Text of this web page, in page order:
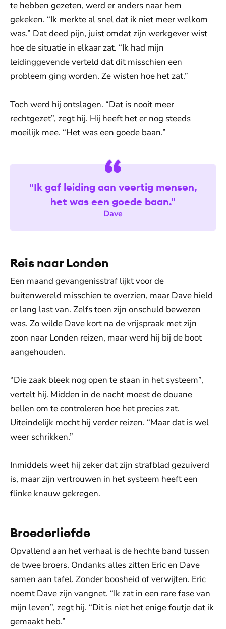
te hebben gezeten, werd er anders naar hem
gekeken. “Ik merkte al snel dat ik niet meer welkom
was.” Dat deed pijn, juist omdat zijn werkgever wist
hoe de situatie in elkaar zat. “Ik had mijn
leidinggevende verteld dat dit misschien een
probleem ging worden. Ze wisten hoe het zat.”
Toch werd hij ontslagen. “Dat is nooit meer
rechtgezet”, zegt hij. Hij heeft het er nog steeds
moeilijk mee. “Het was een goede baan.”
Dave
"Ik gaf leiding aan veertig mensen,
het was een goede baan."
Reis naar Londen
Een maand gevangenisstraf lijkt voor de
buitenwereld misschien te overzien, maar Dave hield
er lang last van. Zelfs toen zijn onschuld bewezen
was. Zo wilde Dave kort na de vrijspraak met zijn
zoon naar Londen reizen, maar werd hij bij de boot
aangehouden.
“Die zaak bleek nog open te staan in het systeem”,
vertelt hij. Midden in de nacht moest de douane
bellen om te controleren hoe het precies zat.
Uiteindelijk mocht hij verder reizen. “Maar dat is wel
weer schrikken.”
Inmiddels weet hij zeker dat zijn strafblad gezuiverd
is, maar zijn vertrouwen in het systeem heeft een
flinke knauw gekregen.
Broederliefde
Opvallend aan het verhaal is de hechte band tussen
de twee broers. Ondanks alles zitten Eric en Dave
samen aan tafel. Zonder boosheid of verwijten. Eric
noemt Dave zijn vangnet. “Ik zat in een rare fase van
mijn leven”, zegt hij. “Dit is niet het enige foutje dat ik
gemaakt heb.”